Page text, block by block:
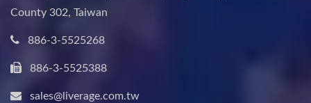
County 302, Taiwan
886-3-5525268
886-3-5525388
sales@liverage.com.tw